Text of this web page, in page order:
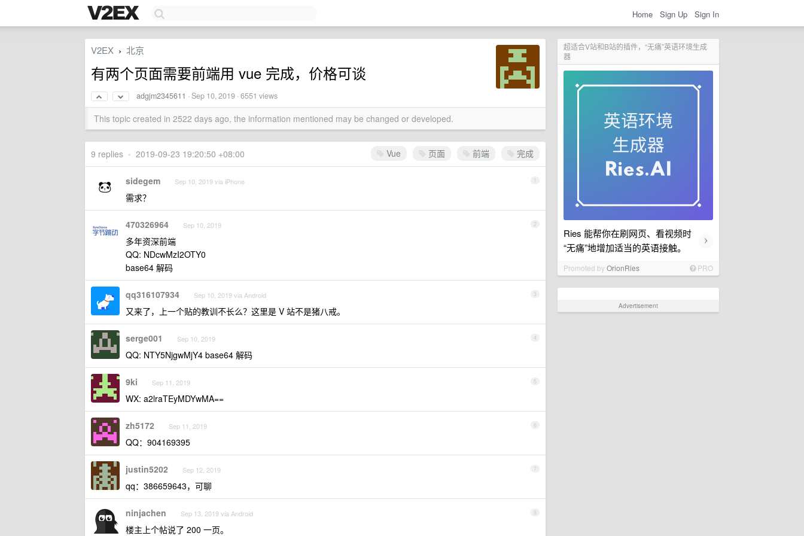
Home Sign Up Sign In
超适合V站和B站的插件，“无痛”英语环境生成
器
Ries 能帮你在刷网页、看视频时
“无痛”地增加适当的英语接触。
›
Promoted byOrionRies PRO
Advertisement
V2EX › 北京
有两个页面需要前端用 vue 完成，价格可谈
adgjm2345611 ·Sep 10, 2019 · 6551 views
This topic created in 2522 days ago, the information mentioned may be changed or developed.
Vue 页面 前端 完成
9 replies • 2019-09-23 19:20:50 +08:00
1
sidegem Sep 10, 2019 via iPhone
需求？
2
470326964 Sep 10, 2019
多年资深前端
QQ: NDcwMzI2OTY0
base64 解码
3
qq316107934 Sep 10, 2019 via Android
又来了，上一个贴的教训不长么？这里是 V 站不是猪八戒。
4
serge001 Sep 10, 2019
QQ: NTY5NjgwMjY4 base64 解码
5
9ki Sep 11, 2019
WX: a2lraTEyMDYwMA==
6
zh5172 Sep 11, 2019
QQ：904169395
7
justin5202 Sep 12, 2019
qq：386659643，可聊
8
ninjachen Sep 13, 2019 via Android
楼主上个帖说了 200 一页。